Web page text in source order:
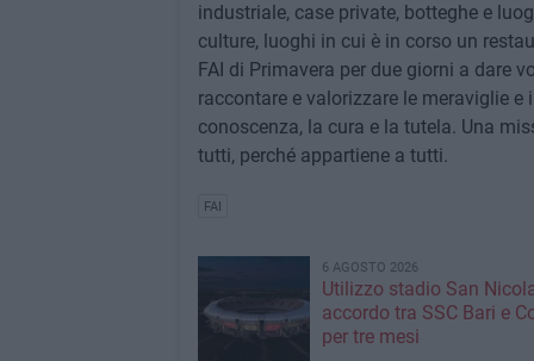
industriale, case private, botteghe e
culture, luoghi in cui è in corso un
FAI di Primavera per due giorni a dare
raccontare e valorizzare le meraviglie
conoscenza, la cura e la tutela. Una
tutti, perché appartiene a tutti.
FAI
6 AGOSTO 2026
Utilizzo stadio San
accordo tra SSC Bari e
per tre mesi